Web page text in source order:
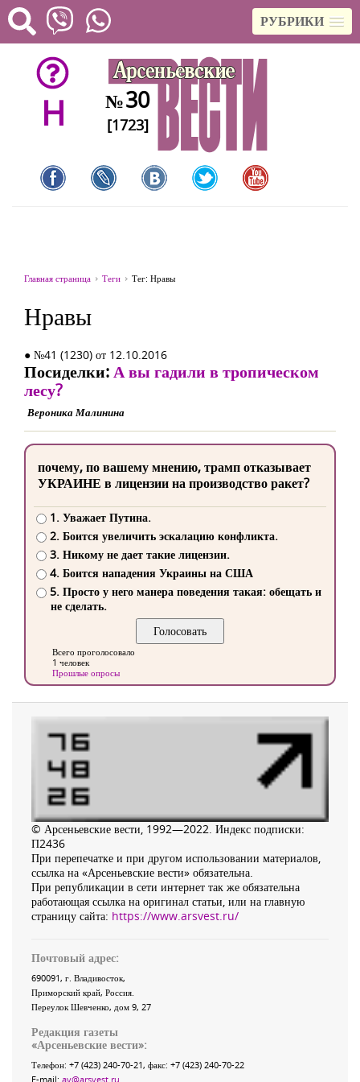
РУБРИКИ
H №30
[1723]
Главная страница Теги Тег: Нравы
Нравы
● №41 (1230) от 12.10.2016
Посиделки:А вы гадили в тропическом
лесу?
Вероника Малинина
почему, по вашему мнению, трамп отказывает
УКРАИНЕ в лицензии на производство ракет?
1. Уважает Путина.
2. Боится увеличить эскалацию конфликта.
3. Никому не дает такие лицензии.
4. Боится нападения Украины на США
5. Просто у него манера поведения такая: обещать и
не сделать.
Всего проголосовало
1 человек
Прошлые опросы
© Арсеньевские вести, 1992—2022. Индекс подписки:
П2436
При перепечатке и при другом использовании материалов,
ссылка на «Арсеньевские вести» обязательна.
При републикации в сети интернет так же обязательна
работающая ссылка на оригинал статьи, или на главную
страницу сайта: https://www.arsvest.ru/
Почтовый адрес:
690091, г. Владивосток,
Приморский край, Россия
Переулок Шевченко, дом 9, 27
Редакция газеты
«Арсеньевские вести»:
Телефон: +7 (423) 240-70-21, факс: +7 (423) 240-70-22
E-mail: av@arsvest.ru